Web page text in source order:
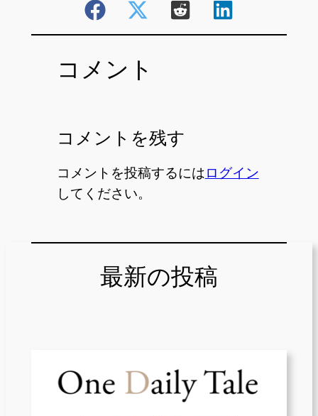
コメント
コメントを残す
コメントを投稿するにはログイン
してください。
最新の投稿